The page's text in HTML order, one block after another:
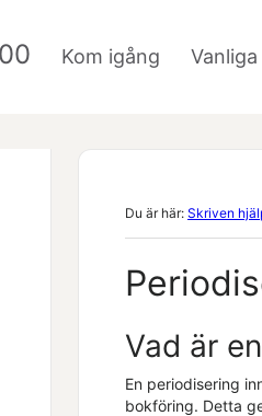
Kom igång
Du är här: Skriven
Vad är
En periodisering
bokföring. Detta